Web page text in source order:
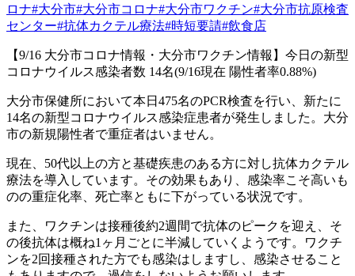
ロナ#大分市#大分市コロナ#大分市ワクチン#大分市抗原検査
センター#抗体カクテル療法#時短要請#飲食店
【9/16 大分市コロナ情報・大分市ワクチン情報】今日の新型
コロナウイルス感染者数 14名(9/16現在 陽性者率0.88%)
大分市保健所において本日 475名のPCR検査を行い、新たに
14名の新型コロナウイルス感染症患者が発生しました。大分
市の新規陽性者で重症者はいません。
現在、 50代以上の方と基礎疾患のある方に対し抗体カクテル
療法を導入しています。その効果もあり、感染率こそ高いも
のの重症化率、死亡率ともに下がっている状況です。
また、ワクチンは接種後約2週間で抗体のピークを迎え、そ
の後抗体は概ね1 ヶ月ごとに半減していくようです。ワクチ
ンを2回接種された方でも感染はしますし、感染させること